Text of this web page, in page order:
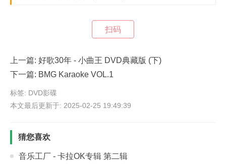
扫码
上一篇: 好歌30年 - 小曲王 DVD典藏版 (下)
下一篇: BMG Karaoke VOL.1
标签: DVD影碟
本文最后更新于: 2025-02-25 19:49:39
猜您喜欢
音乐工厂 - 卡拉OK专辑 第二辑